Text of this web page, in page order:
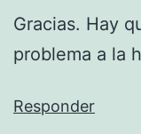
Gracias. Hay
problema a la
Responder